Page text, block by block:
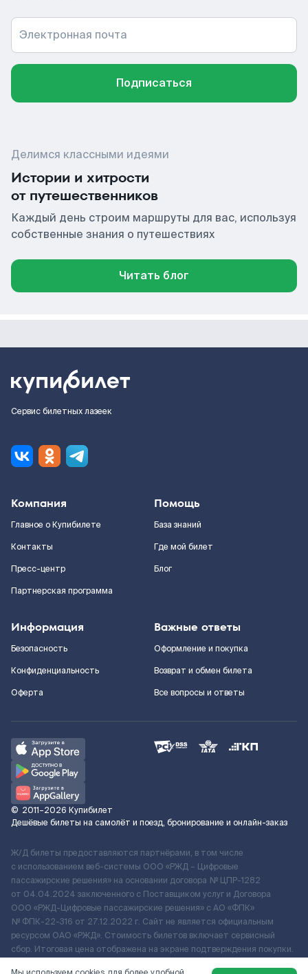
Электронная почта
Подписаться
Делимся классными идеями
Истории и хитрости
от путешественников
Каждый день строим маршруты для вас, используя
собственные знания о путешествиях
Читать блог
Сервис билетных лазеек
Компания
Главное о Купибилете
Контакты
Пресс-центр
Партнерская программа
Помощь
База знаний
Где мой билет
Блог
Информация
Безопасность
Конфиденциальность
Оферта
Важные ответы
Оформление и покупка
Возврат и обмен билета
Все вопросы и ответы
© 2011–2026 Купибилет
Дешёвые билеты на самолёт и поезд, бронирование и онлайн-заказ
Ж/Д билеты предоставляются партнёрами, в том числе
с использованием веб-системы ООО «РЖД – Цифровые
пассажирские решения» на основании договора № ЦПР-1282
от 04.04.2024 заключенного с Поставщиком услуг и Договора
ООО «РЖД-Цифровые пассажирские решения» c АО «ФПК»
№ ФПК-22-316 от 27.12.2022 г. Сайт не является официальным
ресурсом ОАО «РЖД». Стоимость билетов включает сервисный
сбор. Итоговая цена отображена на экране подтверждения покупки.